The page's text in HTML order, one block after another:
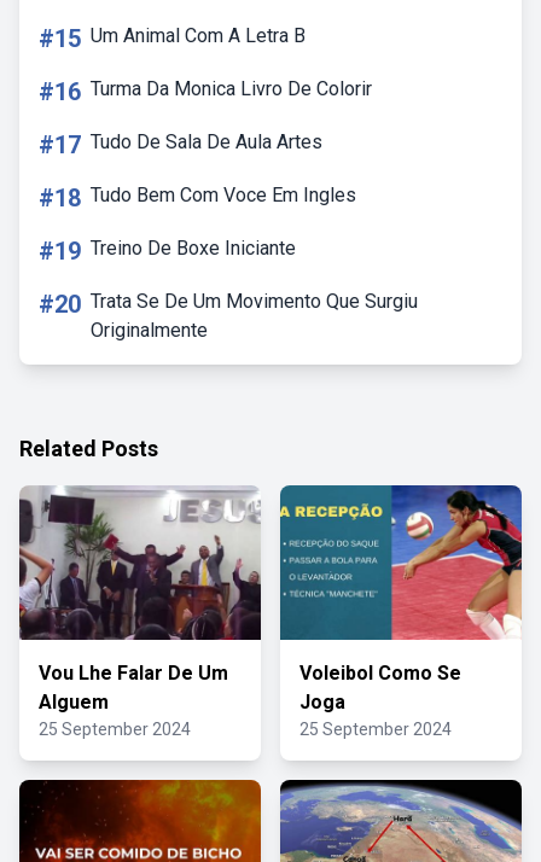
#15 Um Animal Com A Letra B
#16 Turma Da Monica Livro De Colorir
#17 Tudo De Sala De Aula Artes
#18 Tudo Bem Com Voce Em Ingles
#19 Treino De Boxe Iniciante
#20 Trata Se De Um Movimento Que Surgiu
Originalmente
Related Posts
Vou Lhe Falar De Um
Alguem
25 September 2024
Voleibol Como Se
Joga
25 September 2024